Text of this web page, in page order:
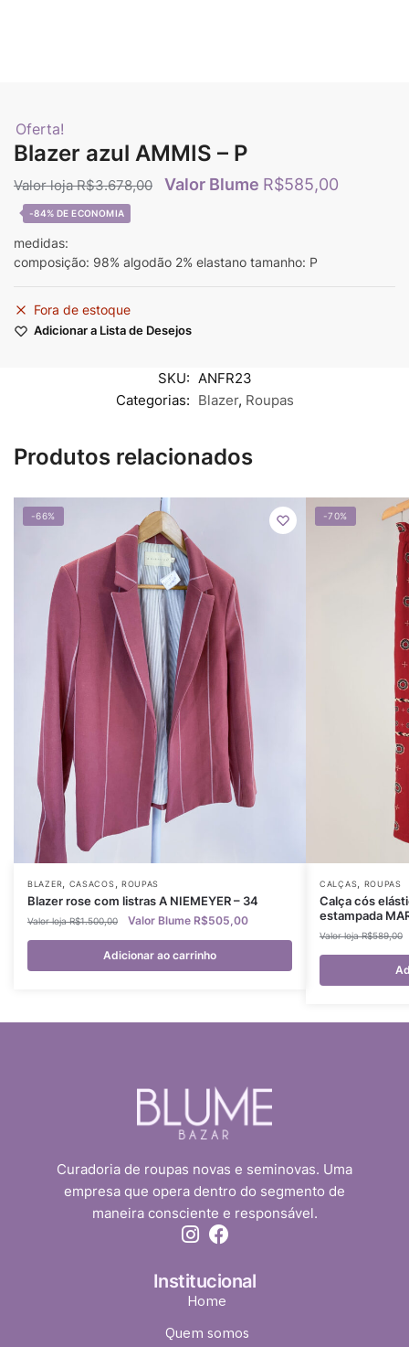
Oferta!
Blazer azul AMMIS – P
R$3.678,00 R$585,00
-84%
medidas:
composição: 98% algodão 2% elastano tamanho: P
Fora de estoque
Adicionar a Lista de Desejos
SKU: ANFR23
Categorias: Blazer, Roupas
Produtos relacionados
-66%
BLAZER CASACOS ROUPAS
Blazer rose com listras A NIEMEYER – 34
R$1.500,00 R$505,00
Adicionar ao carrinho
-70%
CALÇAS ROUPAS
Calça cós
estampada
R$589,00
Curadoria de roupas novas e seminovas. Uma
empresa que opera dentro do segmento de
maneira consciente e responsável.
Institucional
Home
Quem somos